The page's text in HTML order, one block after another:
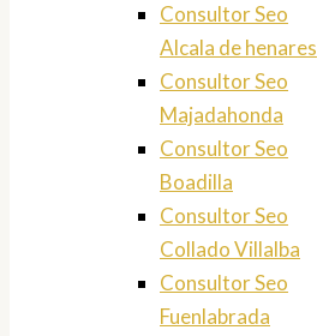
Consultor Seo
Alcala de henares
Consultor Seo
Majadahonda
Consultor Seo
Boadilla
Consultor Seo
Collado Villalba
Consultor Seo
Fuenlabrada